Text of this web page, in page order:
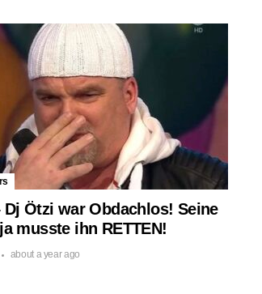
Dj Ötzi war Obdachlos! Seine
musste ihn RETTEN!
about a year ago